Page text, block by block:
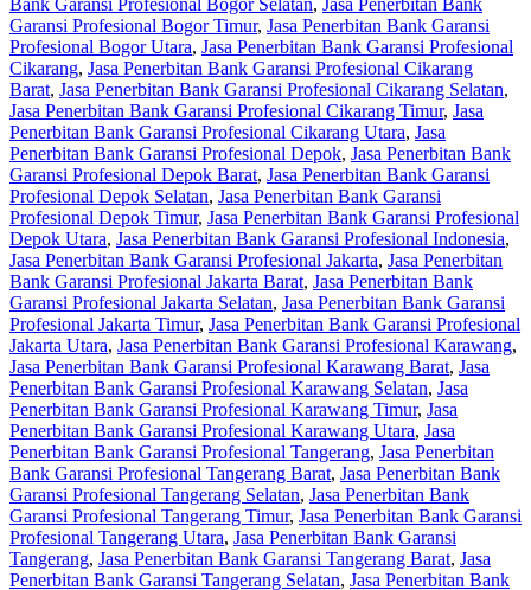
Garansi Profesional Bogor Timur, Jasa Penerbitan Bank Garansi
Profesional Bogor Utara, Jasa Penerbitan Bank Garansi Profesional
Cikarang, Jasa Penerbitan Bank Garansi Profesional Cikarang
Barat, Jasa Penerbitan Bank Garansi Profesional Cikarang Selatan,
Jasa Penerbitan Bank Garansi Profesional Cikarang Timur, Jasa
Penerbitan Bank Garansi Profesional Cikarang Utara, Jasa
Penerbitan Bank Garansi Profesional Depok, Jasa Penerbitan Bank
Garansi Profesional Depok Barat, Jasa Penerbitan Bank Garansi
Profesional Depok Selatan, Jasa Penerbitan Bank Garansi
Profesional Depok Timur, Jasa Penerbitan Bank Garansi Profesional
Depok Utara, Jasa Penerbitan Bank Garansi Profesional Indonesia,
Jasa Penerbitan Bank Garansi Profesional Jakarta, Jasa Penerbitan
Bank Garansi Profesional Jakarta Barat, Jasa Penerbitan Bank
Garansi Profesional Jakarta Selatan, Jasa Penerbitan Bank Garansi
Profesional Jakarta Timur, Jasa Penerbitan Bank Garansi Profesional
Jakarta Utara, Jasa Penerbitan Bank Garansi Profesional Karawang,
Jasa Penerbitan Bank Garansi Profesional Karawang Barat, Jasa
Penerbitan Bank Garansi Profesional Karawang Selatan, Jasa
Penerbitan Bank Garansi Profesional Karawang Timur, Jasa
Penerbitan Bank Garansi Profesional Karawang Utara, Jasa
Penerbitan Bank Garansi Profesional Tangerang, Jasa Penerbitan
Bank Garansi Profesional Tangerang Barat, Jasa Penerbitan Bank
Garansi Profesional Tangerang Selatan, Jasa Penerbitan Bank
Garansi Profesional Tangerang Timur, Jasa Penerbitan Bank Garansi
Profesional Tangerang Utara, Jasa Penerbitan Bank Garansi
Tangerang, Jasa Penerbitan Bank Garansi Tangerang Barat, Jasa
Penerbitan Bank Garansi Tangerang Selatan, Jasa Penerbitan Bank